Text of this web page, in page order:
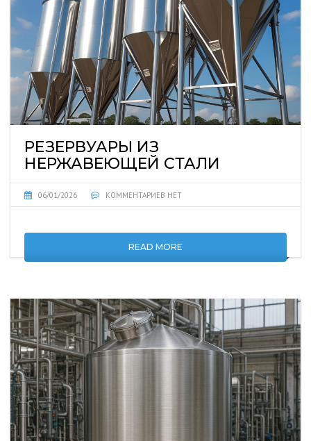
РЕЗЕРВУАРЫ ИЗ
НЕРЖАВЕЮЩЕЙ СТАЛИ
06/01/2026 КОММЕНТАРИЕВ НЕТ
READ MORE